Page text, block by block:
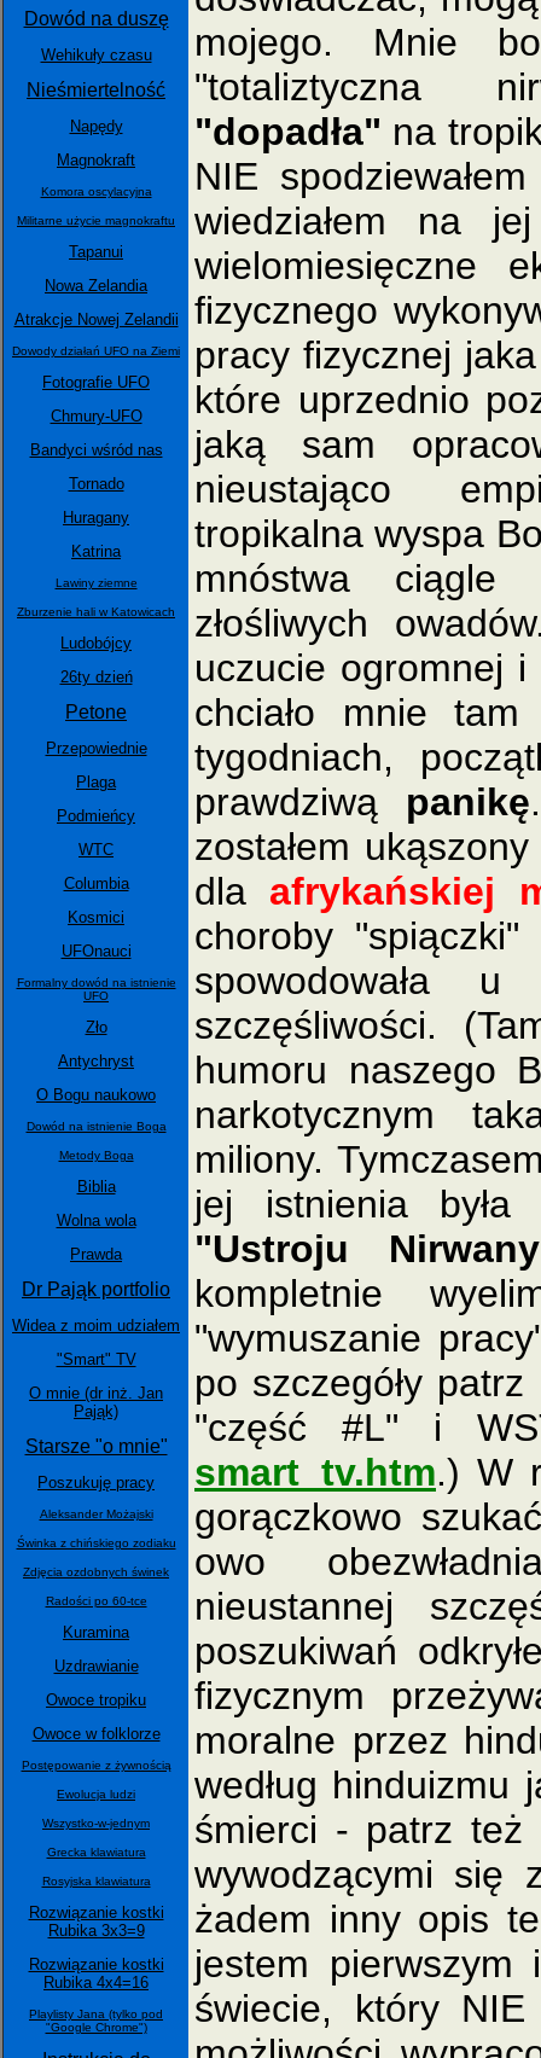
Dowód na duszę
Wehikuły czasu
Nieśmiertelność
Napędy
Magnokraft
Komora oscylacyjna
Militarne użycie magnokraftu
Tapanui
Nowa Zelandia
Atrakcje Nowej Zelandii
Dowody działań UFO na Ziemi
Fotografie UFO
Chmury-UFO
Bandyci wśród nas
Tornado
Huragany
Katrina
Lawiny ziemne
Zburzenie hali w Katowicach
Ludobójcy
26ty dzień
Petone
Przepowiednie
Plaga
Podmieńcy
WTC
Columbia
Kosmici
UFOnauci
Formalny dowód na istnienie
UFO
Zło
Antychryst
O Bogu naukowo
Dowód na istnienie Boga
Metody Boga
Biblia
Wolna wola
Prawda
Dr Pająk portfolio
Widea z moim udziałem
"Smart" TV
O mnie (dr inż. Jan
Pająk)
Starsze "o mnie"
Poszukuję pracy
Aleksander Możajski
Świnka z chińskiego zodiaku
Zdjęcia ozdobnych świnek
Radości po 60-tce
Kuramina
Uzdrawianie
Owoce tropiku
Owoce w folklorze
Postępowanie z żywnością
Ewolucja ludzi
Wszystko-w-jednym
Grecka klawiatura
Rosyjska klawiatura
Rozwiązanie kostki
Rubika 3x3=9
Rozwiązanie kostki
Rubika 4x4=16
Playlisty Jana (tylko pod
"Google Chrome")
mojego. Mnie
"totaliztyczna
"dopadła" na
NIE
wiedziałem na
wielomiesięczne
fizycznego
pracy fizycznej
które uprzednio
jaką sam
nieustająco
tropikalna wyspa
mnóstwa ciągle
złośliwych
uczucie ogromnej
chciało mnie
tygodniach,
prawdziwą panikę
zostałem
dla afrykańskiej
choroby
spowodowała u
szczęśliwości.
humoru naszego
narkotycznym
miliony.
jej istnienia była
"Ustroju
kompletnie
"wymuszanie
po szczegóły
"część #L" i
smart_tv.htm.) W
gorączkowo
owo
nieustannej
poszukiwań
fizycznym
moralne przez
według hinduizmu
śmierci - patrz też
wywodzącymi się
żadem inny opis
jestem pierwszym
świecie, który